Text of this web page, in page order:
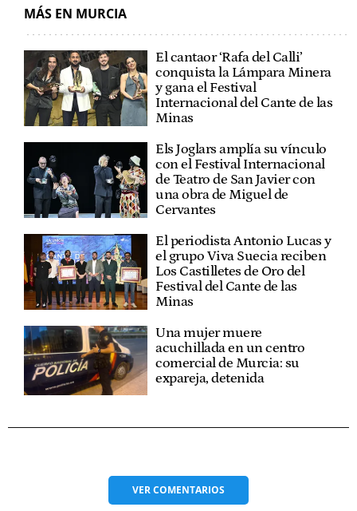
MÁS EN MURCIA
El cantaor ‘Rafa del Calli’
conquista la Lámpara Minera
y gana el Festival
Internacional del Cante de las
Minas
Els Joglars amplía su vínculo
con el Festival Internacional
de Teatro de San Javier con
una obra de Miguel de
Cervantes
El periodista Antonio Lucas y
el grupo Viva Suecia reciben
Los Castilletes de Oro del
Festival del Cante de las
Minas
Una mujer muere
acuchillada en un centro
comercial de Murcia: su
expareja, detenida
VERCOMENTARIOS